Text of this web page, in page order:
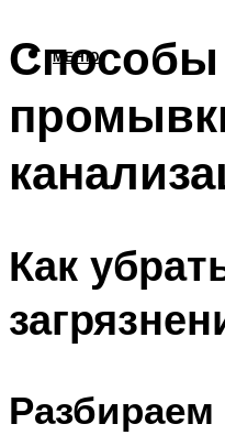
МЕНЮ
Способы
Как
Разбираем